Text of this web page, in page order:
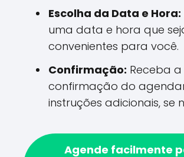
Escolha da Data e Hora:
uma data e hora que
convenientes para você.
Confirmação: Receba a
confirmação do
instruções adicionais, se
Agende facilmente